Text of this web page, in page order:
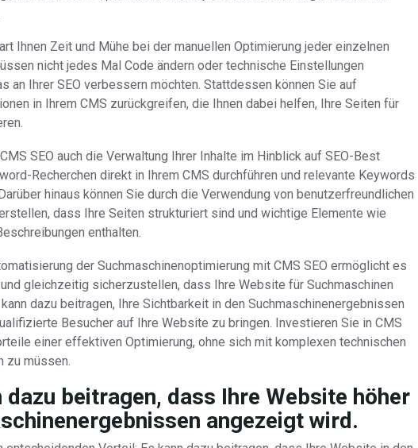
Ihnen Zeit und Mühe bei der manuellen Optimierung jeder einzelnen
nicht jedes Mal Code ändern oder technische Einstellungen
an Ihrer SEO verbessern möchten. Stattdessen können Sie auf
in Ihrem CMS zurückgreifen, die Ihnen dabei helfen, Ihre Seiten für
SEO auch die Verwaltung Ihrer Inhalte im Hinblick auf SEO-Best
Recherchen direkt in Ihrem CMS durchführen und relevante Keywords
hinaus können Sie durch die Verwendung von benutzerfreundlichen
dass Ihre Seiten strukturiert sind und wichtige Elemente wie
enthalten.
der Suchmaschinenoptimierung mit CMS SEO ermöglicht es
gleichzeitig sicherzustellen, dass Ihre Website für Suchmaschinen
dazu beitragen, Ihre Sichtbarkeit in den Suchmaschinenergebnissen
Besucher auf Ihre Website zu bringen. Investieren Sie in CMS
einer effektiven Optimierung, ohne sich mit komplexen technischen
zu müssen.
dazu beitragen, dass Ihre Website höher
angezeigt wird.